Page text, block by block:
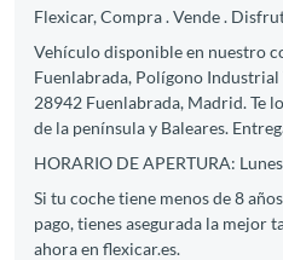
Flexicar, Compra . Vende .
Vehículo disponible en nuestro
Fuenlabrada, Polígono
28942 Fuenlabrada, Madrid. Te
de la península y Baleares.
HORARIO DE APERTURA:
Si tu coche tiene menos de 8
pago, tienes asegurada la mejor
ahora en flexicar.es.